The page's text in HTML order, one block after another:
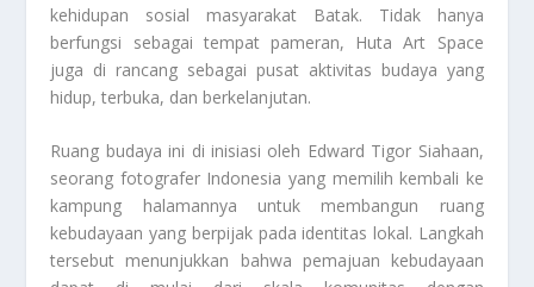
kehidupan sosial masyarakat Batak. Tidak hanya
berfungsi sebagai tempat pameran, Huta Art Space
juga di rancang sebagai pusat aktivitas budaya yang
hidup, terbuka, dan berkelanjutan.
Ruang budaya ini di inisiasi oleh Edward Tigor Siahaan,
seorang fotografer Indonesia yang memilih kembali ke
kampung halamannya untuk membangun ruang
kebudayaan yang berpijak pada identitas lokal. Langkah
tersebut menunjukkan bahwa pemajuan kebudayaan